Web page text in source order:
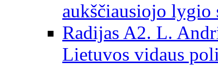
aukščiausiojo lygio
Radijas A2. L.
Lietuvos vidaus